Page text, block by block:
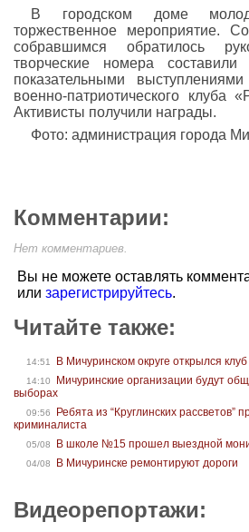
В городском доме
торжественное мероприятие.
собравшимся обратилось
творческие номера
показательными
военно-патриотического клуба
Активисты получили награды.
Фото: администрация города
Комментарии:
Нет комментариев.
Вы не можете оставлять
или зарегистрируйтесь.
Читайте также:
14:51 В Мичуринском округе открылся
14:10
Мичуринские организации будут
выборах
09:56
Ребята из “Круглинских рассветов”
криминалиста
05/08 В школе №15 прошел выездной
04/08 В Мичуринске ремонтируют дороги
Видеорепортажи: